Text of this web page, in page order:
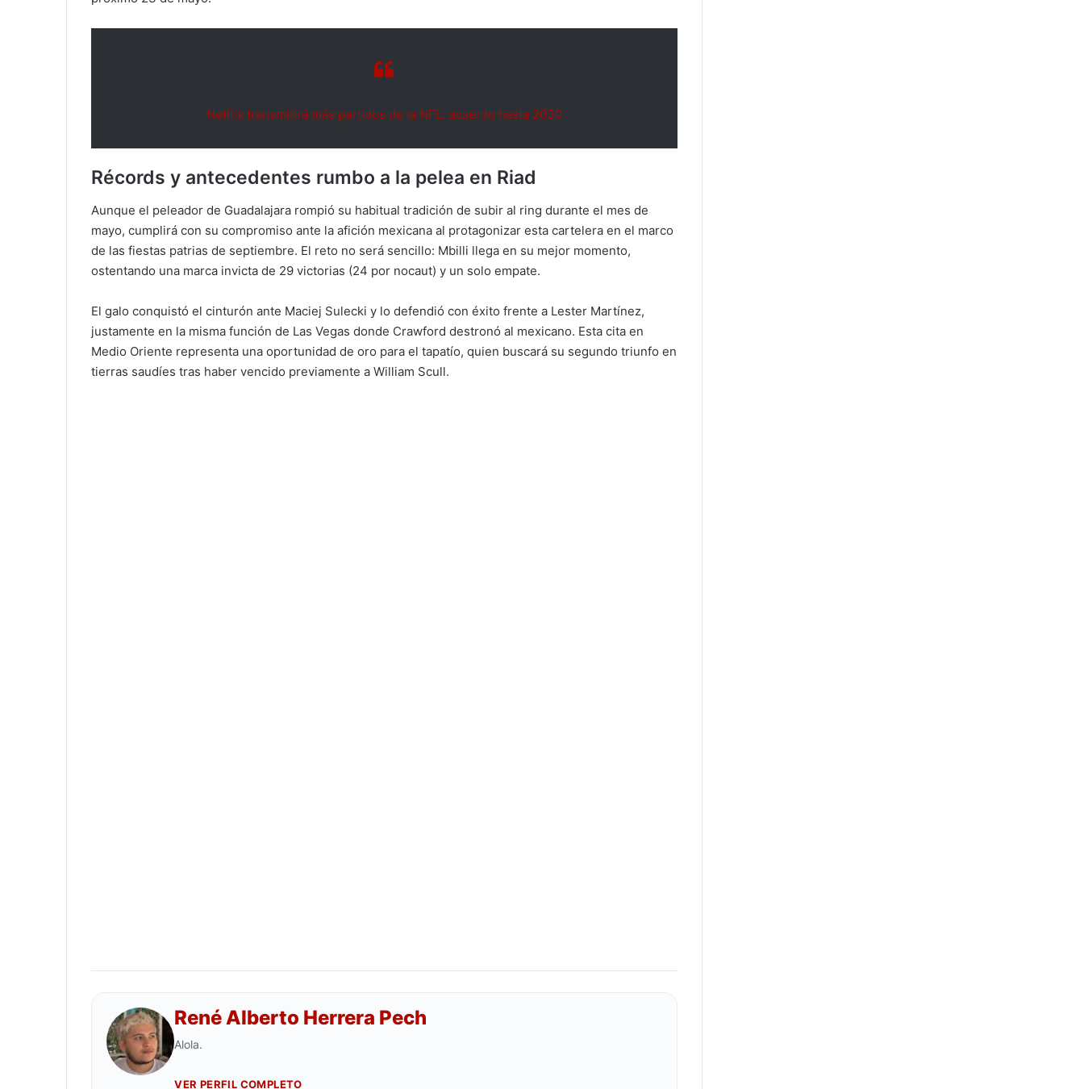
Netflix transmitirá más partidos de la NFL, acuerdo hasta 2030
Récords y antecedentes rumbo a la pelea en Riad
Aunque el peleador de Guadalajara rompió su habitual tradición de subir al ring durante el mes de
mayo, cumplirá con su compromiso ante la afición mexicana al protagonizar esta cartelera en el marco
de las fiestas patrias de septiembre. El reto no será sencillo: Mbilli llega en su mejor momento,
ostentando una marca invicta de 29 victorias (24 por nocaut) y un solo empate.
El galo conquistó el cinturón ante Maciej Sulecki y lo defendió con éxito frente a Lester Martínez,
justamente en la misma función de Las Vegas donde Crawford destronó al mexicano. Esta cita en
Medio Oriente representa una oportunidad de oro para el tapatío, quien buscará su segundo triunfo en
tierras saudíes tras haber vencido previamente a William Scull.
René Alberto Herrera Pech
Alola.
VER PERFIL COMPLETO